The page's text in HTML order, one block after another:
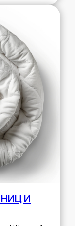
И